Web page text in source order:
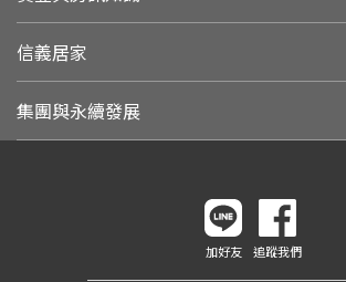
信義居家
集團與永續發展
加好友 追蹤我們